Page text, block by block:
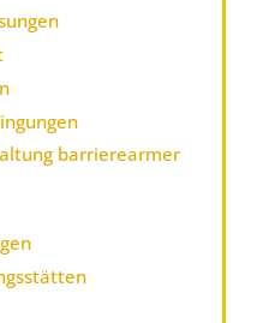
barrierearmer